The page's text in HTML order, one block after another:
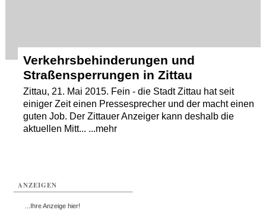
Verkehrsbehinderungen und
Straßensperrungen in Zittau
Zittau, 21. Mai 2015. Fein - die Stadt Zittau hat seit
einiger Zeit einen Pressesprecher und der macht einen
guten Job. Der Zittauer Anzeiger kann deshalb die
aktuellen Mitt... ...mehr
ANZEIGEN
...Ihre Anzeige hier!